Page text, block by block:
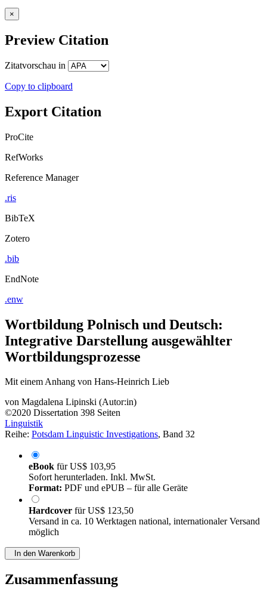
×
Preview Citation
Zitatvorschau in
Copy to clipboard
Export Citation
ProCite
RefWorks
Reference Manager
.ris
BibTeX
Zotero
.bib
EndNote
.enw
Wortbildung Polnisch und Deutsch:
Integrative Darstellung ausgewählter
Wortbildungsprozesse
Mit einem Anhang von Hans-Heinrich Lieb
von Magdalena Lipinski (Autor:in)
©2020 Dissertation 398 Seiten
Linguistik
Reihe: Potsdam Linguistic Investigations, Band 32
eBook fürUS$ 103,95
Sofort herunterladen. Inkl. MwSt.
Format: PDF und ePUB – für alle Geräte
Hardcover fürUS$ 123,50
Versand in ca. 10 Werktagen national, internationaler Versand
möglich
In den Warenkorb
Zusammenfassung